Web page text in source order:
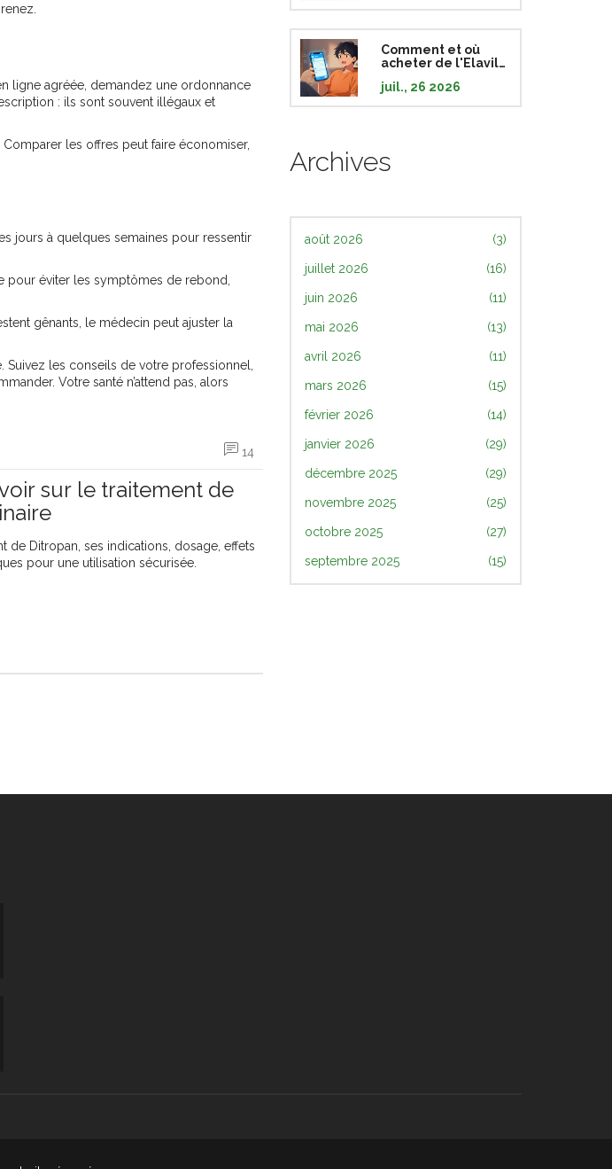
ligne agréée, demandez une ordonnance
: ils sont souvent illégaux et
les offres peut faire économiser,
jours à quelques semaines pour ressentir
pour éviter les symptômes de rebond,
gênants, le médecin peut ajuster la
les conseils de votre professionnel,
Votre santé n’attend pas, alors
14
sur le traitement de
de Ditropan, ses indications, dosage, effets
pour une utilisation sécurisée.
alternatives
Comment et où
acheter de l'Elavil
complet 2026
juil., 26 2026
Archives
août 2026 (3)
juillet 2026 (16)
juin 2026 (11)
mai 2026 (13)
avril 2026 (11)
mars 2026 (15)
février 2026 (14)
janvier 2026 (29)
décembre 2025 (29)
novembre 2025 (25)
octobre 2025 (27)
septembre 2025 (15)